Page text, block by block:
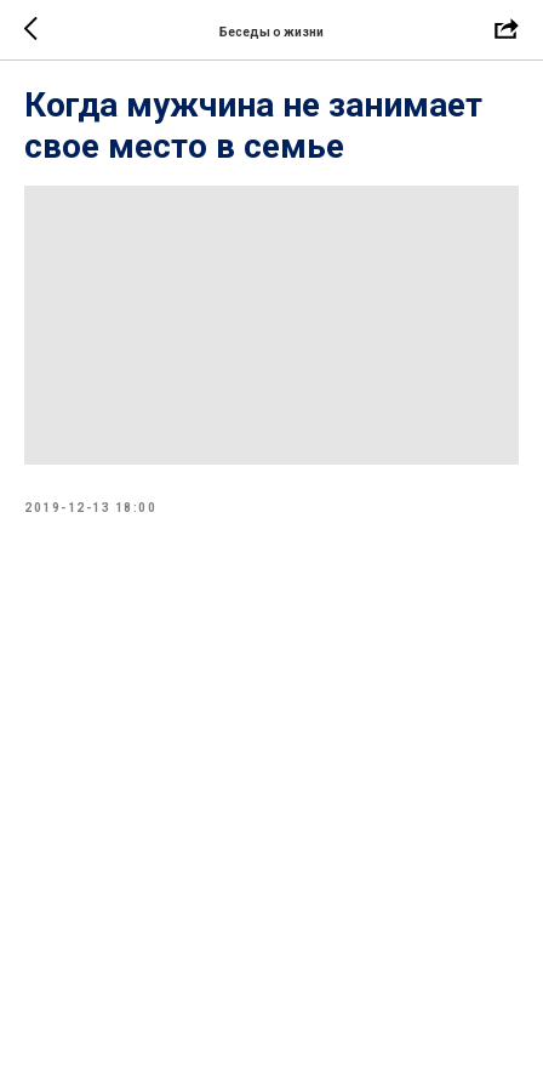
Беседы о жизни
Когда мужчина не занимает
свое место в семье
2019-12-13 18:00